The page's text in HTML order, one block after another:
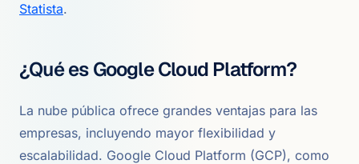
Statista.
¿Qué es Google Cloud Platform?
La nube pública ofrece grandes ventajas para las
empresas, incluyendo mayor flexibilidad y
escalabilidad. Google Cloud Platform (GCP), como